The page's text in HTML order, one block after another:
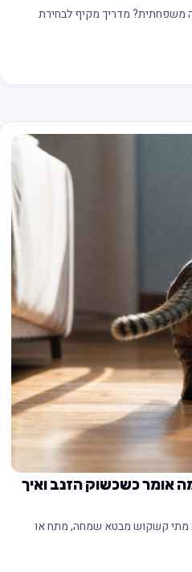
משפחתית? מדריך מקיף לבחירת
אומר כשכשוק הזנב ואיך
מתי קשקוש מבטא שמחה, מתח או